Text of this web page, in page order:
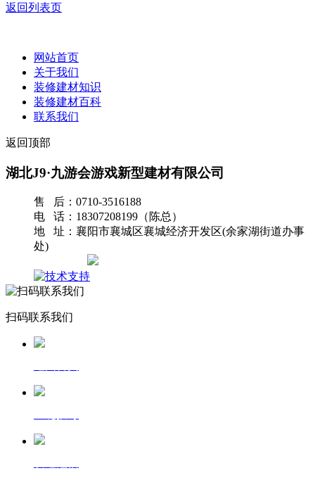
返回列表页
网站首页
关于我们
装修建材知识
装修建材百科
联系我们
返回顶部
湖北J9·九游会游戏新型建材有限公司
售 后：0710-3516188
电 话：18307208199（陈总）
地 址：襄阳市襄城区襄城经济开发区(余家湖街道办事
处)
扫码联系我们